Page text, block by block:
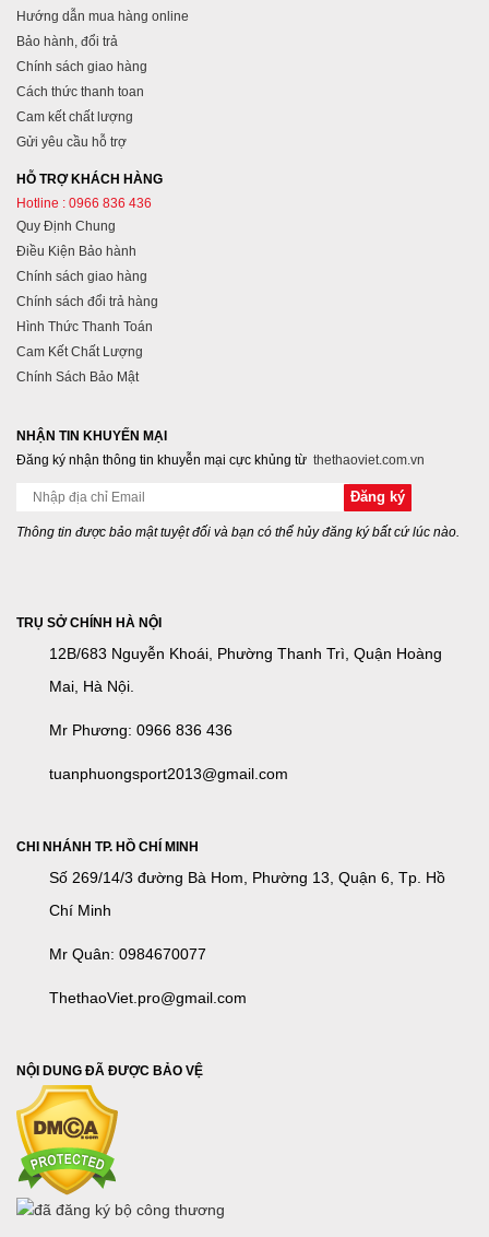
Hướng dẫn mua hàng online
Bảo hành, đổi trả
Chính sách giao hàng
Cách thức thanh toan
Cam kết chất lượng
Gửi yêu cầu hỗ trợ
HỖ TRỢ KHÁCH HÀNG
Hotline : 0966 836 436
Quy Định Chung
Điều Kiện Bảo hành
Chính sách giao hàng
Chính sách đổi trả hàng
Hình Thức Thanh Toán
Cam Kết Chất Lượng
Chính Sách Bảo Mật
NHẬN TIN KHUYẾN MẠI
Đăng ký nhận thông tin khuyễn mại cực khủng từ thethaoviet.com.vn
Thông tin được bảo mật tuyệt đối và bạn có thể hủy đăng ký bất cứ lúc nào.
TRỤ SỞ CHÍNH HÀ NỘI
12B/683 Nguyễn Khoái, Phường Thanh Trì, Quận Hoàng
Mai, Hà Nội.
Mr Phương: 0966 836 436
tuanphuongsport2013@gmail.com
CHI NHÁNH TP. HỒ CHÍ MINH
Số 269/14/3 đường Bà Hom, Phường 13, Quận 6, Tp. Hồ
Chí Minh
Mr Quân: 0984670077
ThethaoViet.pro@gmail.com
NỘI DUNG ĐÃ ĐƯỢC BẢO VỆ